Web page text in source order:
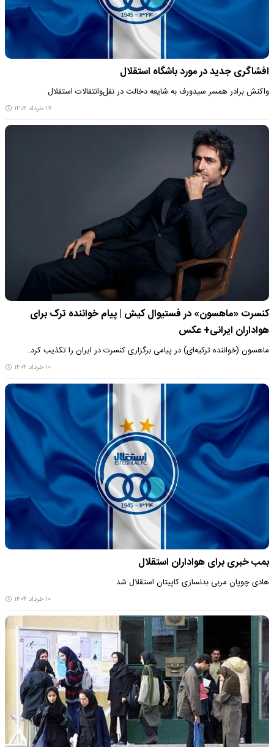
افشاگری جدید در مورد باشگاه استقلال
واکنش برادر همسر سیدورف به شایعه دخالت در نقل‌وانتقالات استقلال
۱۷ خرداد ۱۴۰۴
کنسرت «ماهسون» در فستیوال کیش | پیام خواننده ترک برای
هواداران ایرانی+ عکس
ماهسون (خواننده ترکیه‌ای) در پیامی برگزاری کنسرت در ایران را تکذیب کرد.
۱۰ خرداد ۱۴۰۴
بمب خبری برای هواداران استقلال
هادی چوپان مربی بدنسازی کاپیتان استقلال شد
۱۰ خرداد ۱۴۰۴